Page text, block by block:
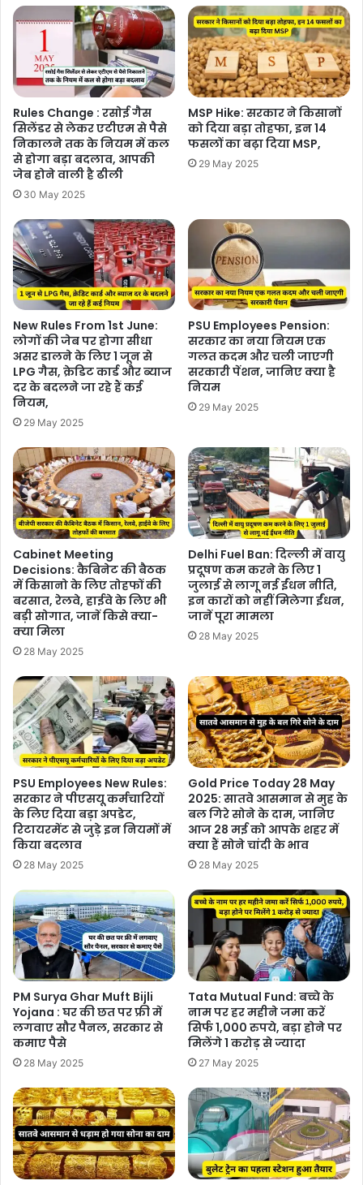
Rules Change : रसोई गैस
सिलेंडर से लेकर एटीएम से पैसे
निकालने तक के नियम में कल
से होगा बड़ा बदलाव, आपकी
जेब होने वाली है ढीली
30 May 2025
MSP Hike: सरकार ने किसानों
को दिया बड़ा तोहफा, इन 14
फसलों का बढ़ा दिया MSP,
29 May 2025
New Rules From 1st June:
लोगों की जेब पर होगा सीधा
असर डालने के लिए 1 जून से
LPG गैस, क्रेड‍िट कार्ड और ब्‍याज
दर के बदलने जा रहे हैं कई
नियम,
29 May 2025
PSU Employees Pension:
सरकार का नया नियम एक
गलत कदम और चली जाएगी
सरकारी पेंशन, जानिए क्या है
नियम
29 May 2025
Cabinet Meeting
Decisions: कैबिनेट की बैठक
में किसानो के लिए तोहफों की
बरसात, रेलवे, हाईवे के लिए भी
बड़ी सोगात, जानें किसे क्या-
क्या मिला
28 May 2025
Delhi Fuel Ban: दिल्ली में वायु
प्रदूषण कम करने के लिए 1
जुलाई से लागू नई ईंधन नीति,
इन कारों को नहीं मिलेगा ईंधन,
जानें पूरा मामला
28 May 2025
PSU Employees New Rules:
सरकार ने पीएसयू कर्मचारियों
के लिए दिया बड़ा अपडेट,
रिटायरमेंट से जुड़े इन नियमों में
किया बदलाव
28 May 2025
Gold Price Today 28 May
2025: सातवे आसमान से मुह के
बल गिरे सोने के दाम, जानिए
आज 28 मई को आपके शहर में
क्या हैं सोने चांदी के भाव
28 May 2025
PM Surya Ghar Muft Bijli
Yojana : घर की छत पर फ्री में
लगवाए सौर पैनल, सरकार से
कमाए पैसे
28 May 2025
Tata Mutual Fund: बच्चे के
नाम पर हर महीने जमा करें
सिर्फ 1,000 रुपये, बड़ा होने पर
मिलेंगे 1 करोड़ से ज्यादा
27 May 2025